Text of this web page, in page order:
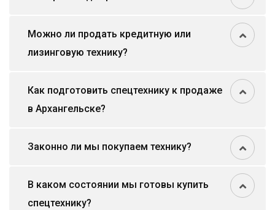
Можно ли продать кредитную или
лизинговую технику?
Как подготовить спецтехнику к продаже
в Архангельске?
Законно ли мы покупаем технику?
В каком состоянии мы готовы купить
спецтехнику?